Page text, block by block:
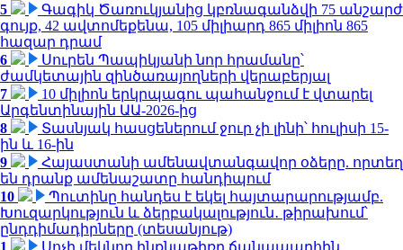
5
Գագիկ Ծառուկյանից կբռնագանձվի 75 անշարժ
գույք, 42 ավտոմեքենա, 105 միլիարդ 865 միլիոն 865
հազար դրամ
6
Սուրեն Պապիկյանի նոր հրամանը՝
ժամկետային զինծառայողների վերաբերյալ
7
10 միլիոն երկրպագու պահանջում է վտարել
Արգենտինային ԱԱ-2026-ից
8
Տասնյակ հասցեներում ջուր չի լինի՝ հուլիսի 15-
ին և 16-ին
9
Հայաստանի ամենավտանգավոր օձերը. որտեղ
են դրանք ամենաշատը հանդիպում
10
Պուտինը հանդես է եկել հայտարարությամբ.
Խուզարկություն և ձերբակալություն․ թիրախում՝
ընդդիմադիրները (տեսանյութ)
1
Սոչի մեկնող ինքնաթիռը ճանապարհին